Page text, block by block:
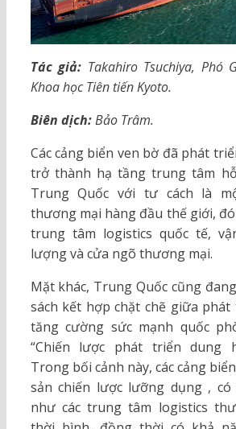
Tác giả: Takahiro Tsuchiya, Phó
Khoa học Tiên tiến Kyoto.
Biên dịch:Bảo Trâm.
Các cảng biển ven bờ đã phát
trở thành hạ tầng trung tâm
Trung Quốc với tư cách là
thương mại hàng đầu thế giới,
trung tâm logistics quốc tế,
lượng và cửa ngõ thương mại.
Mặt khác, Trung Quốc cũng
sách kết hợp chặt chẽ giữa
tăng cường sức mạnh quốc
“Chiến lược phát triển dung
Trong bối cảnh này, các cảng
sản chiến lược lưỡng dụng ,
như các trung tâm logistics